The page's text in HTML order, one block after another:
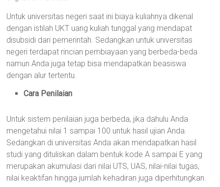
Untuk universitas negeri saat ini biaya kuliahnya dikenal
dengan istilah UKT uang kuliah tunggal yang mendapat
disubsidi dari pemerintah. Sedangkan untuk universitas
negeri terdapat rincian pembiayaan yang berbeda-beda
namun Anda juga tetap bisa mendapatkan beasiswa
dengan alur tertentu.
Cara Penilaian
Untuk sistem penilaian juga berbeda, jika dahulu Anda
mengetahui nilai 1 sampai 100 untuk hasil ujian Anda.
Sedangkan di universitas Anda akan mendapatkan hasil
studi yang dituliskan dalam bentuk kode A sampai E yang
merupakan akumulasi dari nilai UTS, UAS, nilai-nilai tugas,
nilai keaktifan hingga jumlah kehadiran juga diperhitungkan.